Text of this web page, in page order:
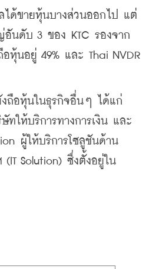
ขายหุ้นบางส่วนออกไป แต่
อันดับ 3 ของ KTC รองจาก
หุ้นอยู่ 49% และ Thai NVDR
อหุ้นในธุรกิจอื่นๆ ได้แก่
ทให้บริการทางการเงิน และ
ผู้ให้บริการโซลูชันด้าน
(IT Solution) ซึ่งตั้งอยู่ใน